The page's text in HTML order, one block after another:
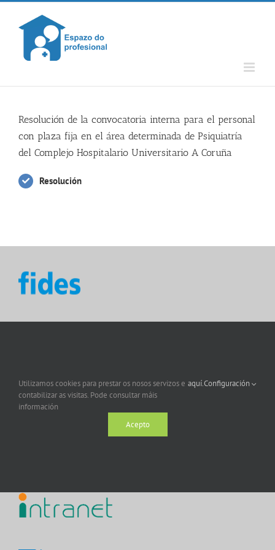
Skip
content
Resolución de la convocatoria interna para el personal
con plaza fija en el área determinada de Psiquiatría
del Complejo Hospitalario Universitario A Coruña
Resolución
Utilizamos cookies para prestar os nosos servizos e
contabilizar as visitas. Pode consultar máis
información
aquí.Configuración
Acepto